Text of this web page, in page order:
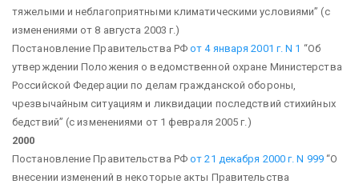
тяжелыми и неблагоприятными климатическими условиями” (с
изменениями от 8 августа 2003 г.)
Постановление Правительства РФот 4 января 2001 г. N 1 “Об
утверждении Положения о ведомственной охране Министерства
Российской Федерации по делам гражданской обороны,
чрезвычайным ситуациям и ликвидации последствий стихийных
бедствий” (с изменениями от 1 февраля 2005 г.)
2000
Постановление Правительства РФот 21 декабря 2000 г. N 999“О
внесении изменений в некоторые акты Правительства